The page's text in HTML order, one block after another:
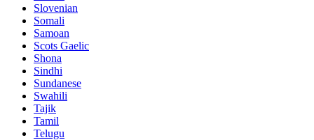
Slovenian
Somali
Samoan
Scots Gaelic
Shona
Sindhi
Sundanese
Swahili
Tajik
Tamil
Telugu